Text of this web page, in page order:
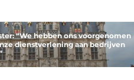
“We hebben ons voorgenomen
dienstverlening aan bedrijven